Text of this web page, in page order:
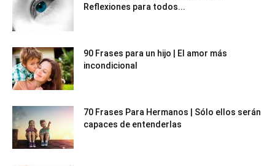
Reflexiones para todos...
90 Frases para un hijo | El amor más
incondicional
70 Frases Para Hermanos | Sólo ellos serán
capaces de entenderlas